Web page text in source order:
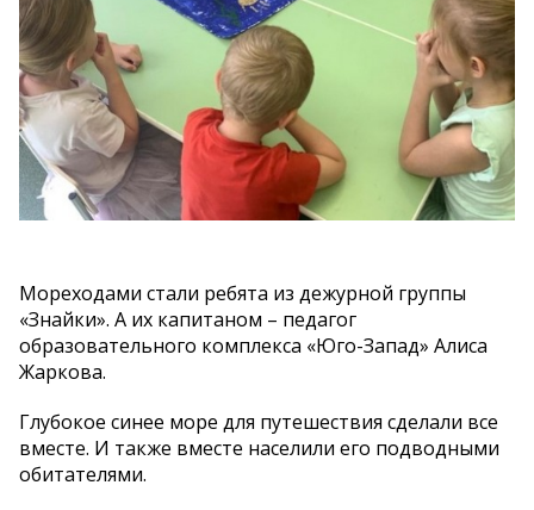
Мореходами стали ребята из дежурной группы
«Знайки». А их капитаном – педагог
образовательного комплекса «Юго-Запад» Алиса
Жаркова.
Глубокое синее море для путешествия сделали все
вместе. И также вместе населили его подводными
обитателями.